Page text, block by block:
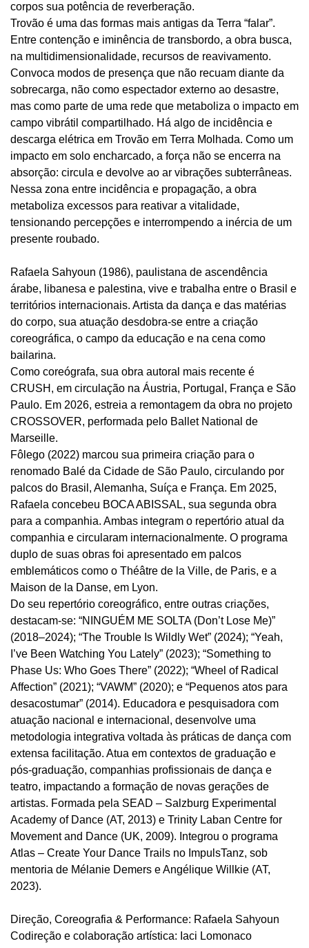
corpos sua potência de reverberação.
Trovão é uma das formas mais antigas da Terra “falar”.
Entre contenção e iminência de transbordo, a obra busca,
na multidimensionalidade, recursos de reavivamento.
Convoca modos de presença que não recuam diante da
sobrecarga, não como espectador externo ao desastre,
mas como parte de uma rede que metaboliza o impacto em
campo vibrátil compartilhado. Há algo de incidência e
descarga elétrica em Trovão em Terra Molhada. Como um
impacto em solo encharcado, a força não se encerra na
absorção: circula e devolve ao ar vibrações subterrâneas.
Nessa zona entre incidência e propagação, a obra
metaboliza excessos para reativar a vitalidade,
tensionando percepções e interrompendo a inércia de um
presente roubado.
Rafaela Sahyoun (1986), paulistana de ascendência
árabe, libanesa e palestina, vive e trabalha entre o Brasil e
territórios internacionais. Artista da dança e das matérias
do corpo, sua atuação desdobra-se entre a criação
coreográfica, o campo da educação e na cena como
bailarina.
Como coreógrafa, sua obra autoral mais recente é
CRUSH, em circulação na Áustria, Portugal, França e São
Paulo. Em 2026, estreia a remontagem da obra no projeto
CROSSOVER, performada pelo Ballet National de
Marseille.
Fôlego (2022) marcou sua primeira criação para o
renomado Balé da Cidade de São Paulo, circulando por
palcos do Brasil, Alemanha, Suíça e França. Em 2025,
Rafaela concebeu BOCA ABISSAL, sua segunda obra
para a companhia. Ambas integram o repertório atual da
companhia e circularam internacionalmente. O programa
duplo de suas obras foi apresentado em palcos
emblemáticos como o Théâtre de la Ville, de Paris, e a
Maison de la Danse, em Lyon.
Do seu repertório coreográfico, entre outras criações,
destacam-se: “NINGUÉM ME SOLTA (Don’t Lose Me)”
(2018–2024); “The Trouble Is Wildly Wet” (2024); “Yeah,
I’ve Been Watching You Lately” (2023); “Something to
Phase Us: Who Goes There” (2022); “Wheel of Radical
Affection” (2021); “VAWM” (2020); e “Pequenos atos para
desacostumar” (2014). Educadora e pesquisadora com
atuação nacional e internacional, desenvolve uma
metodologia integrativa voltada às práticas de dança com
extensa facilitação. Atua em contextos de graduação e
pós-graduação, companhias profissionais de dança e
teatro, impactando a formação de novas gerações de
artistas. Formada pela SEAD – Salzburg Experimental
Academy of Dance (AT, 2013) e Trinity Laban Centre for
Movement and Dance (UK, 2009). Integrou o programa
Atlas – Create Your Dance Trails no ImpulsTanz, sob
mentoria de Mélanie Demers e Angélique Willkie (AT,
2023).
Direção, Coreografia & Performance: Rafaela Sahyoun
Codireção e colaboração artística: Iaci Lomonaco